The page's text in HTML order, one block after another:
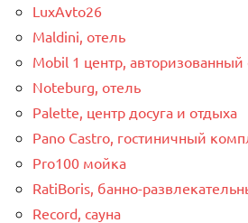
LuxAvto26
Maldini, отель
Mobil 1 центр,
Noteburg, отель
Palette, центр досуга и отдыха
Pano Castro, гостиничный
Pro100 мойка
RatiBoris, банно-
Record, сауна